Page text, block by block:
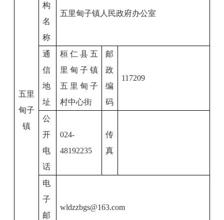
五里
甸子
镇
构
名
称
五里甸子镇人民政府办公室
通
信
地
址
桓仁县五
里甸子镇
五里甸子
村中心街
邮
政
编
码
117209
公
开
电
话
024-
48192235
传
真
电
子
邮
wldzzbgs@163.com